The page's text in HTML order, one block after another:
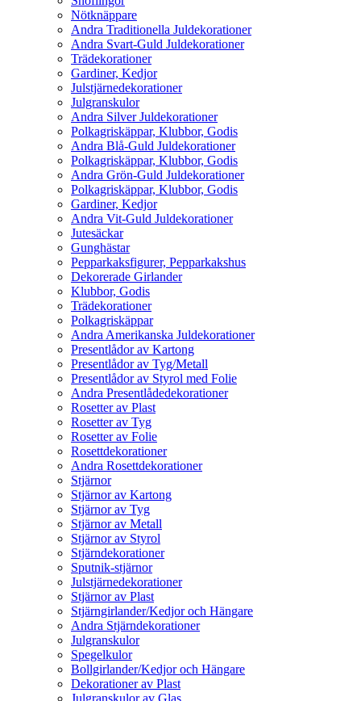
Nötknäppare
Andra Traditionella Juldekorationer
Andra Svart-Guld Juldekorationer
Trädekorationer
Gardiner, Kedjor
Julstjärnedekorationer
Julgranskulor
Andra Silver Juldekorationer
Polkagriskäppar, Klubbor, Godis
Andra Blå-Guld Juldekorationer
Polkagriskäppar, Klubbor, Godis
Andra Grön-Guld Juldekorationer
Polkagriskäppar, Klubbor, Godis
Gardiner, Kedjor
Andra Vit-Guld Juldekorationer
Jutesäckar
Gunghästar
Pepparkaksfigurer, Pepparkakshus
Dekorerade Girlander
Klubbor, Godis
Trädekorationer
Polkagriskäppar
Andra Amerikanska Juldekorationer
Presentlådor av Kartong
Presentlådor av Tyg/Metall
Presentlådor av Styrol med Folie
Andra Presentlådedekorationer
Rosetter av Plast
Rosetter av Tyg
Rosetter av Folie
Rosettdekorationer
Andra Rosettdekorationer
Stjärnor
Stjärnor av Kartong
Stjärnor av Tyg
Stjärnor av Metall
Stjärnor av Styrol
Stjärndekorationer
Sputnik-stjärnor
Julstjärnedekorationer
Stjärnor av Plast
Stjärngirlander/Kedjor och Hängare
Andra Stjärndekorationer
Julgranskulor
Spegelkulor
Bollgirlander/Kedjor och Hängare
Dekorationer av Plast
Julgranskulor av Glas